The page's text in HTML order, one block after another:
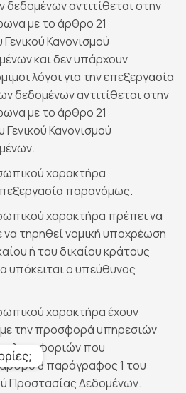
δεδομένων αντιτίθεται στην
με το άρθρο 21
Κανονισμού
και δεν υπάρχουν
λόγοι για την επεξεργασία
δεδομένων αντιτίθεται στην
με το άρθρο 21
Κανονισμού
χαρακτήρα
παρανόμως.
χαρακτήρα πρέπει να
τηρηθεί νομική υποχρέωση
ή του δικαίου κράτους
υπόκειται ο υπεύθυνος
χαρακτήρα έχουν
με την προσφορά υπηρεσιών
πληροφοριών που
8 παράγραφος 1 του
Προστασίας Δεδομένων.